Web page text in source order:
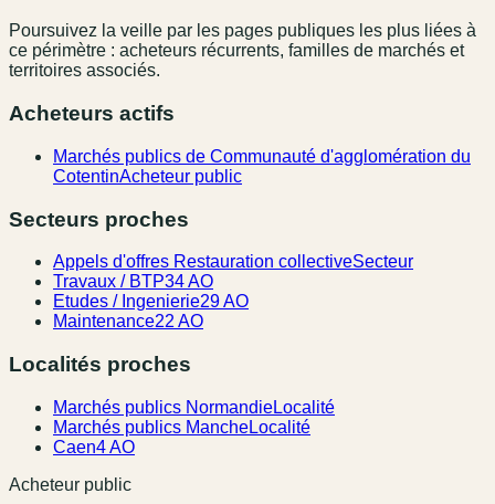
Poursuivez la veille par les pages publiques les plus liées à
ce périmètre : acheteurs récurrents, familles de marchés et
territoires associés.
Acheteurs actifs
Marchés publics de Communauté d'agglomération du
CotentinAcheteur public
Secteurs proches
Appels d'offres Restauration collectiveSecteur
Travaux / BTP34 AO
Etudes / Ingenierie29 AO
Maintenance22 AO
Localités proches
Marchés publics NormandieLocalité
Marchés publics MancheLocalité
Caen4 AO
Acheteur public